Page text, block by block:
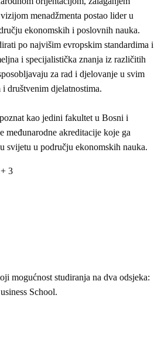
menadžmenta postao lider u
ekonomskih i poslovnih nauka.
po najvišim evropskim standardima i
i specijalistička znanja iz različitih
za rad i djelovanje u svim
društvenim djelatnostima.
kao jedini fakultet u Bosni i
međunarodne akreditacije koje ga
svijetu u području ekonomskih nauka.
3
mogućnost studiranja na dva odsjeka:
School.